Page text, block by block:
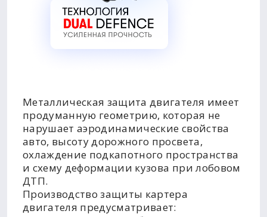
Металлическая защита двигателя имеет
продуманную геометрию, которая не
нарушает аэродинамические свойства
авто, высоту дорожного просвета,
охлаждение подкапотного пространства
и схему деформации кузова при лобовом
ДТП.
Производство защиты картера
двигателя предусматривает: